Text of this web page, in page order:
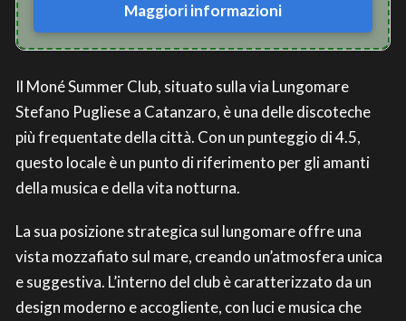
Maggiori informazioni
Il Moné Summer Club, situato sulla via Lungomare
Stefano Pugliese a Catanzaro, è una delle discoteche
più frequentate della città. Con un punteggio di 4.5,
questo locale è un punto di riferimento per gli amanti
della musica e della vita notturna.
La sua posizione strategica sul lungomare offre una
vista mozzafiato sul mare, creando un’atmosfera unica
e suggestiva. L’interno del club è caratterizzato da un
design moderno e accogliente, con luci e musica che